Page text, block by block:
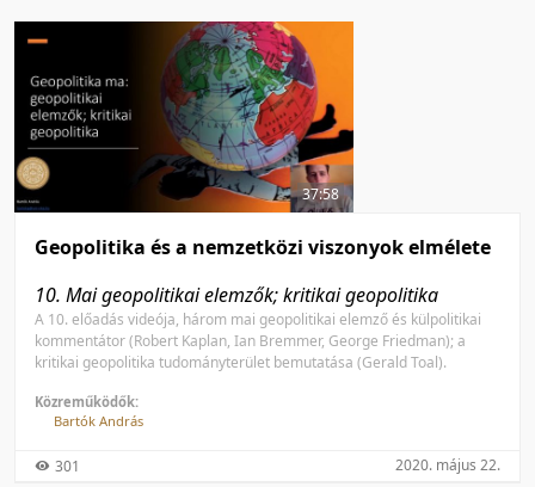
37:58
Geopolitika és a nemzetközi viszonyok elmélete
10. Mai geopolitikai elemzők; kritikai geopolitika
A 10. előadás videója, három mai geopolitikai elemző és külpolitikai
kommentátor (Robert Kaplan, Ian Bremmer, George Friedman); a
kritikai geopolitika tudományterület bemutatása (Gerald Toal).
Közreműködők:
Bartók András
301 2020. május 22.